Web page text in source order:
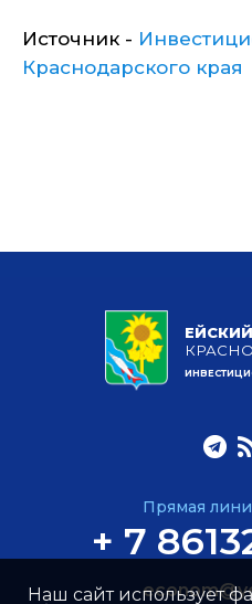
Источник -
Краснодарского края
Прямая
+ 7
Наш сайт использует